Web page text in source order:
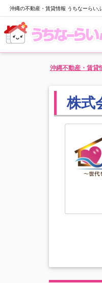
沖縄の不動産・賃貸情報 うちなーらい
沖縄不動産・賃貸
株